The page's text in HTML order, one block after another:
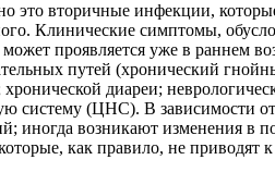
вторичные инфекции,
Клинические симптомы,
проявляется уже в раннем
путей (хронический
диареи;
(ЦНС). В зависимости от
иногда возникают изменения в
как правило, не приводят